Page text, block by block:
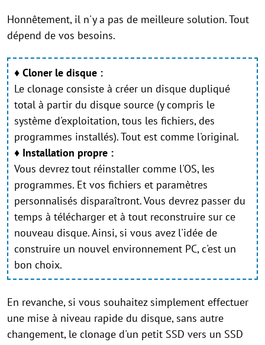
Honnêtement, il n'y a pas de meilleure solution. Tout
dépend de vos besoins.
♦ Cloner le disque :
Le clonage consiste à créer un disque dupliqué
total à partir du disque source (y compris le
système d'exploitation, tous les fichiers, des
programmes installés). Tout est comme l'original.
♦ Installation propre :
Vous devrez tout réinstaller comme l'OS, les
programmes. Et vos fichiers et paramètres
personnalisés disparaîtront. Vous devrez passer du
temps à télécharger et à tout reconstruire sur ce
nouveau disque. Ainsi, si vous avez l'idée de
construire un nouvel environnement PC, c'est un
bon choix.
En revanche, si vous souhaitez simplement effectuer
une mise à niveau rapide du disque, sans autre
changement, le clonage d'un petit SSD vers un SSD